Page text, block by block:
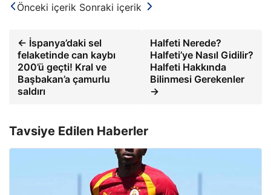
Önceki içerik Sonraki içerik
← İspanya’daki sel
felaketinde can kaybı
200’ü geçti! Kral ve
Başbakan’a çamurlu
saldırı
Halfeti Nerede?
Halfeti’ye Nasıl Gidilir?
Halfeti Hakkında
Bilinmesi Gerekenler
→
Tavsiye Edilen Haberler